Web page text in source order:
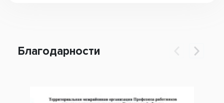
Благодарности